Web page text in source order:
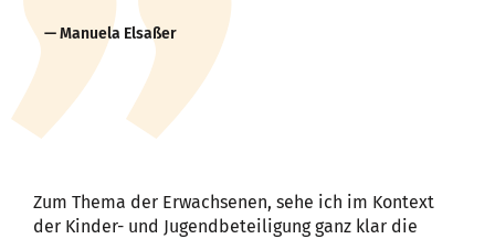
Manuela Elsaßer
Zum Thema der Erwachsenen, sehe ich im Kontext
der Kinder- und Jugendbeteiligung ganz klar die